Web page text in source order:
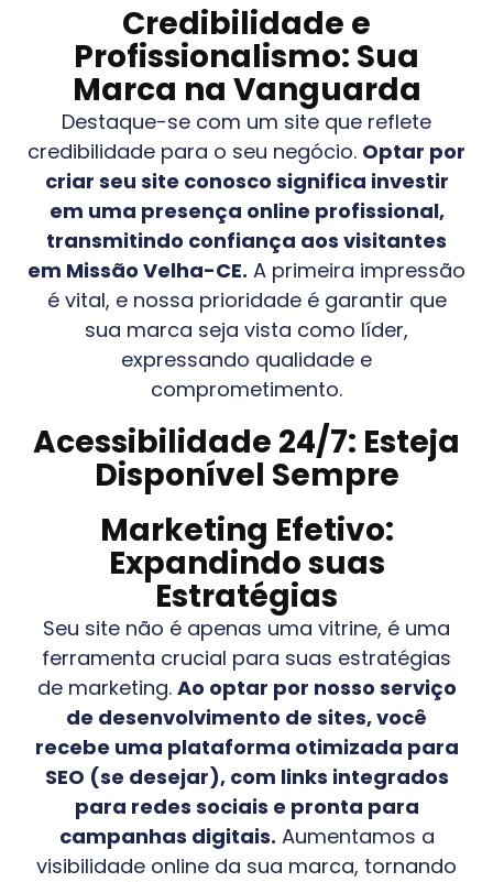
Credibilidade e
Profissionalismo: Sua
Marca na Vanguarda
Destaque-se com um site que reflete
credibilidade para o seu negócio. Optar por
criar seu site conosco significa investir
em uma presença online profissional,
transmitindo confiança aos visitantes
em Missão Velha-CE. A primeira impressão
é vital, e nossa prioridade é garantir que
sua marca seja vista como líder,
expressando qualidade e
comprometimento.
Acessibilidade 24/7: Esteja
Disponível Sempre
Marketing Efetivo:
Expandindo suas
Estratégias
Seu site não é apenas uma vitrine, é uma
ferramenta crucial para suas estratégias
de marketing. Ao optar por nosso serviço
de desenvolvimento de sites, você
recebe uma plataforma otimizada para
SEO (se desejar), com links integrados
para redes sociais e pronta para
campanhas digitais. Aumentamos a
visibilidade online da sua marca, tornando